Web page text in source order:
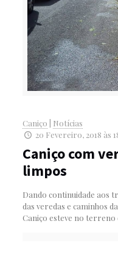
Caniço
Notícias
20 Fevereiro, 2018 às
Caniço com
limpos
Dando continuidade aos
das veredas e caminhos
Caniço esteve no terreno